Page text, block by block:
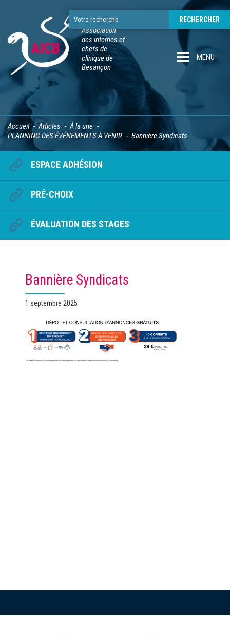
Association
des internes et
chefs de
clinique de
Besançon
MENU
Accueil Articles
À la une
PLANNING DES ÉVÉNEMENTS À VENIR
Bannière Syndicats
ESPACE ADHÉSION
PRÉ-CHOIX
ÉVALUATION DES STAGES
Bannière Syndicats
Publié
1 septembre 2025